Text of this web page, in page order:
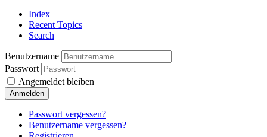
Index
Recent Topics
Search
Benutzername
Passwort
Angemeldet bleiben
Anmelden
Passwort vergessen?
Benutzername vergessen?